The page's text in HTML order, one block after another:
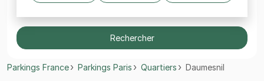
Rechercher
Parkings France Parkings Paris Quartiers Daumesnil